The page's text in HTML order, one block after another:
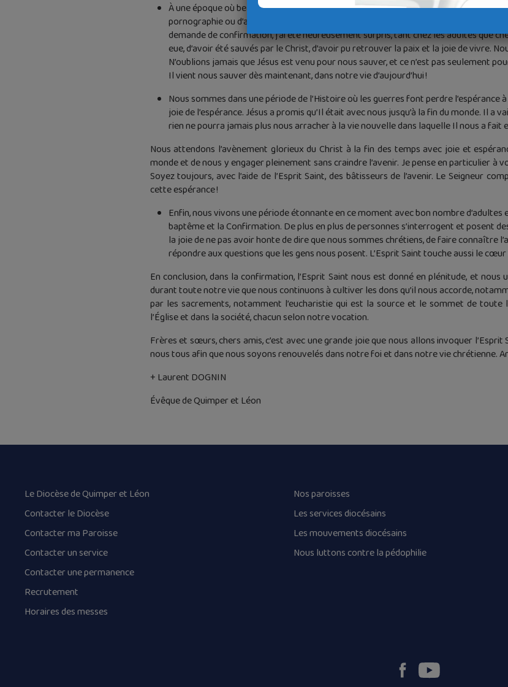
À une époque où beaucoup de gens ne trouvent plus de sens à leur vie et
pornographie ou d’autres dérives comme l’ésotérisme, Jésus vient nous sauver par
demande de confirmation, j’ai été heureusement surpris, tant chez les adultes que
eue, d’avoir été sauvés par le Christ, d’avoir pu retrouver la paix et la joie de vivre.
N’oublions jamais que Jésus est venu pour nous sauver, et ce n’est pas seulement
Il vient nous sauver dès maintenant, dans notre vie d’aujourd’hui !
Nous sommes dans une période de l’Histoire où les guerres font perdre l’espérance
joie de l’espérance. Jésus a promis qu’Il était avec nous jusqu’à la fin du monde. Il
rien ne pourra jamais plus nous arracher à la vie nouvelle dans laquelle Il nous a fait
Nous attendons l’avènement glorieux du Christ à la fin des temps avec joie et
monde et de nous y engager pleinement sans craindre l’avenir. Je pense en particulier à
Soyez toujours, avec l’aide de l’Esprit Saint, des bâtisseurs de l’avenir. Le Seigneur
cette espérance !
Enfin, nous vivons une période étonnante en ce moment avec bon nombre
baptême et la Confirmation. De plus en plus de personnes s’interrogent et posent
la joie de ne pas avoir honte de dire que nous sommes chrétiens, de faire connaître
répondre aux questions que les gens nous posent. L’Esprit Saint touche aussi le
En conclusion, dans la confirmation, l’Esprit Saint nous est donné en plénitude, et nous
durant toute notre vie que nous continuons à cultiver les dons qu’il nous accorde,
par les sacrements, notamment l’eucharistie qui est la source et le sommet de toute
l’Église et dans la société, chacun selon notre vocation.
Frères et sœurs, chers amis, c’est avec une grande joie que nous allons invoquer
nous tous afin que nous soyons renouvelés dans notre foi et dans notre vie chrétienne.
+ Laurent DOGNIN
Évêque de Quimper et Léon
Le Diocèse de Quimper et Léon
Contacter le Diocèse
Contacter ma Paroisse
Contacter un service
Contacter une permanence
Recrutement
Horaires des messes
Nos paroisses
Les services diocésains
Les mouvements diocésains
Nous luttons contre la pédophilie